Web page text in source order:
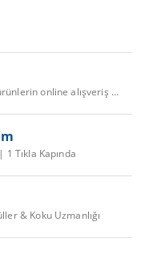
MUGO - En havalı marka ve ürünlerin online alışveriş sitesi!
Tıkla Kapında
& Koku Uzmanlığı